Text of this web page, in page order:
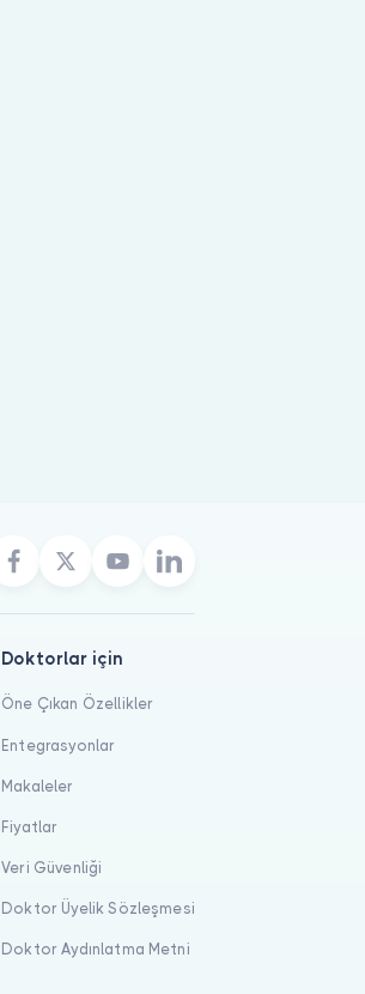
Doktorlar için
Öne Çıkan Özellikler
Entegrasyonlar
Makaleler
Fiyatlar
Veri Güvenliği
Doktor Üyelik Sözleşmesi
Doktor Aydınlatma Metni